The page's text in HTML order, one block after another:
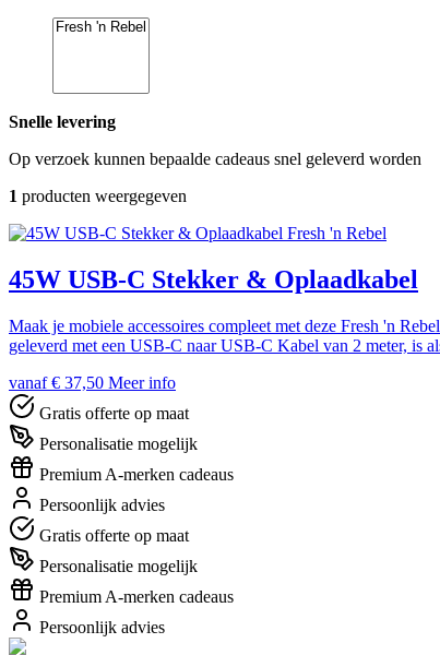
Snelle levering
Op verzoek kunnen bepaalde cadeaus snel geleverd worden
1 producten weergegeven
Fresh 'n Rebel
45W USB-C Stekker & Oplaadkabel
Maak je mobiele accessoires compleet met deze Fresh 'n
geleverd met een USB-C naar USB-C Kabel van 2 meter, is
vanaf € 37,50 Meer info
Gratis offerte op maat
Personalisatie mogelijk
Premium A-merken cadeaus
Persoonlijk advies
Gratis offerte op maat
Personalisatie mogelijk
Premium A-merken cadeaus
Persoonlijk advies